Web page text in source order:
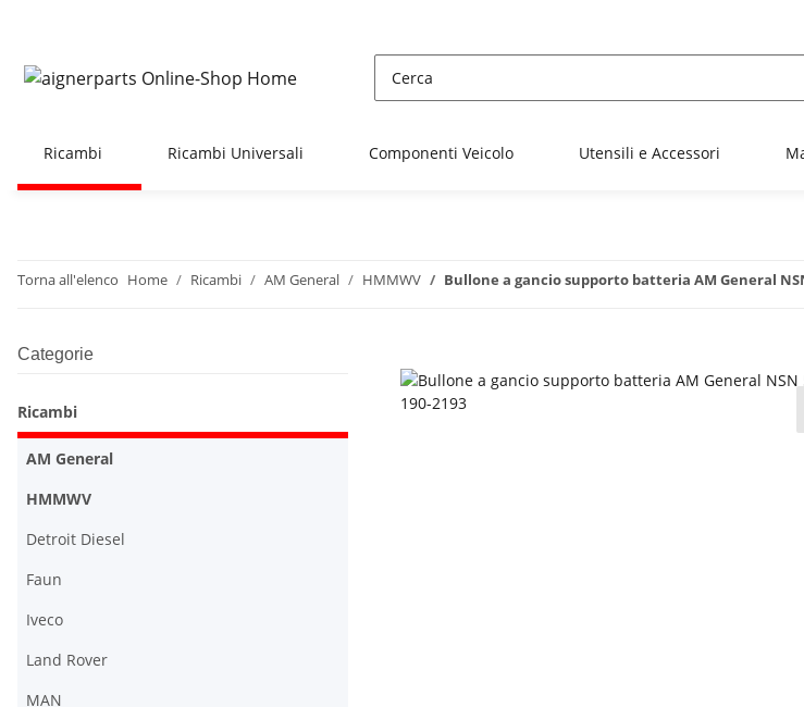
Ricambi Ricambi Universali Componenti Veicolo Utensili e Accessori
Torna all'elenco Home Ricambi AM General HMMWV Bullone a gancio supporto batteria AM General NSN
Categorie
Ricambi
AM General
HMMWV
Detroit Diesel
Faun
Iveco
Land Rover
MAN